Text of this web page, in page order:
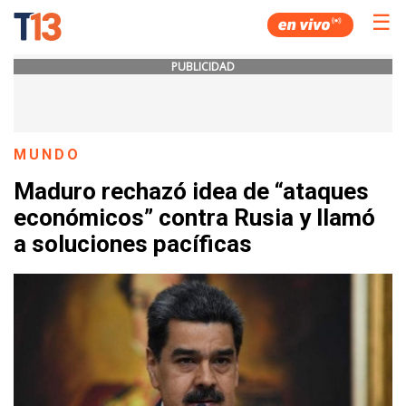
☰
PUBLICIDAD
MUNDO
Maduro rechazó idea de “ataques
económicos” contra Rusia y llamó
a soluciones pacíficas